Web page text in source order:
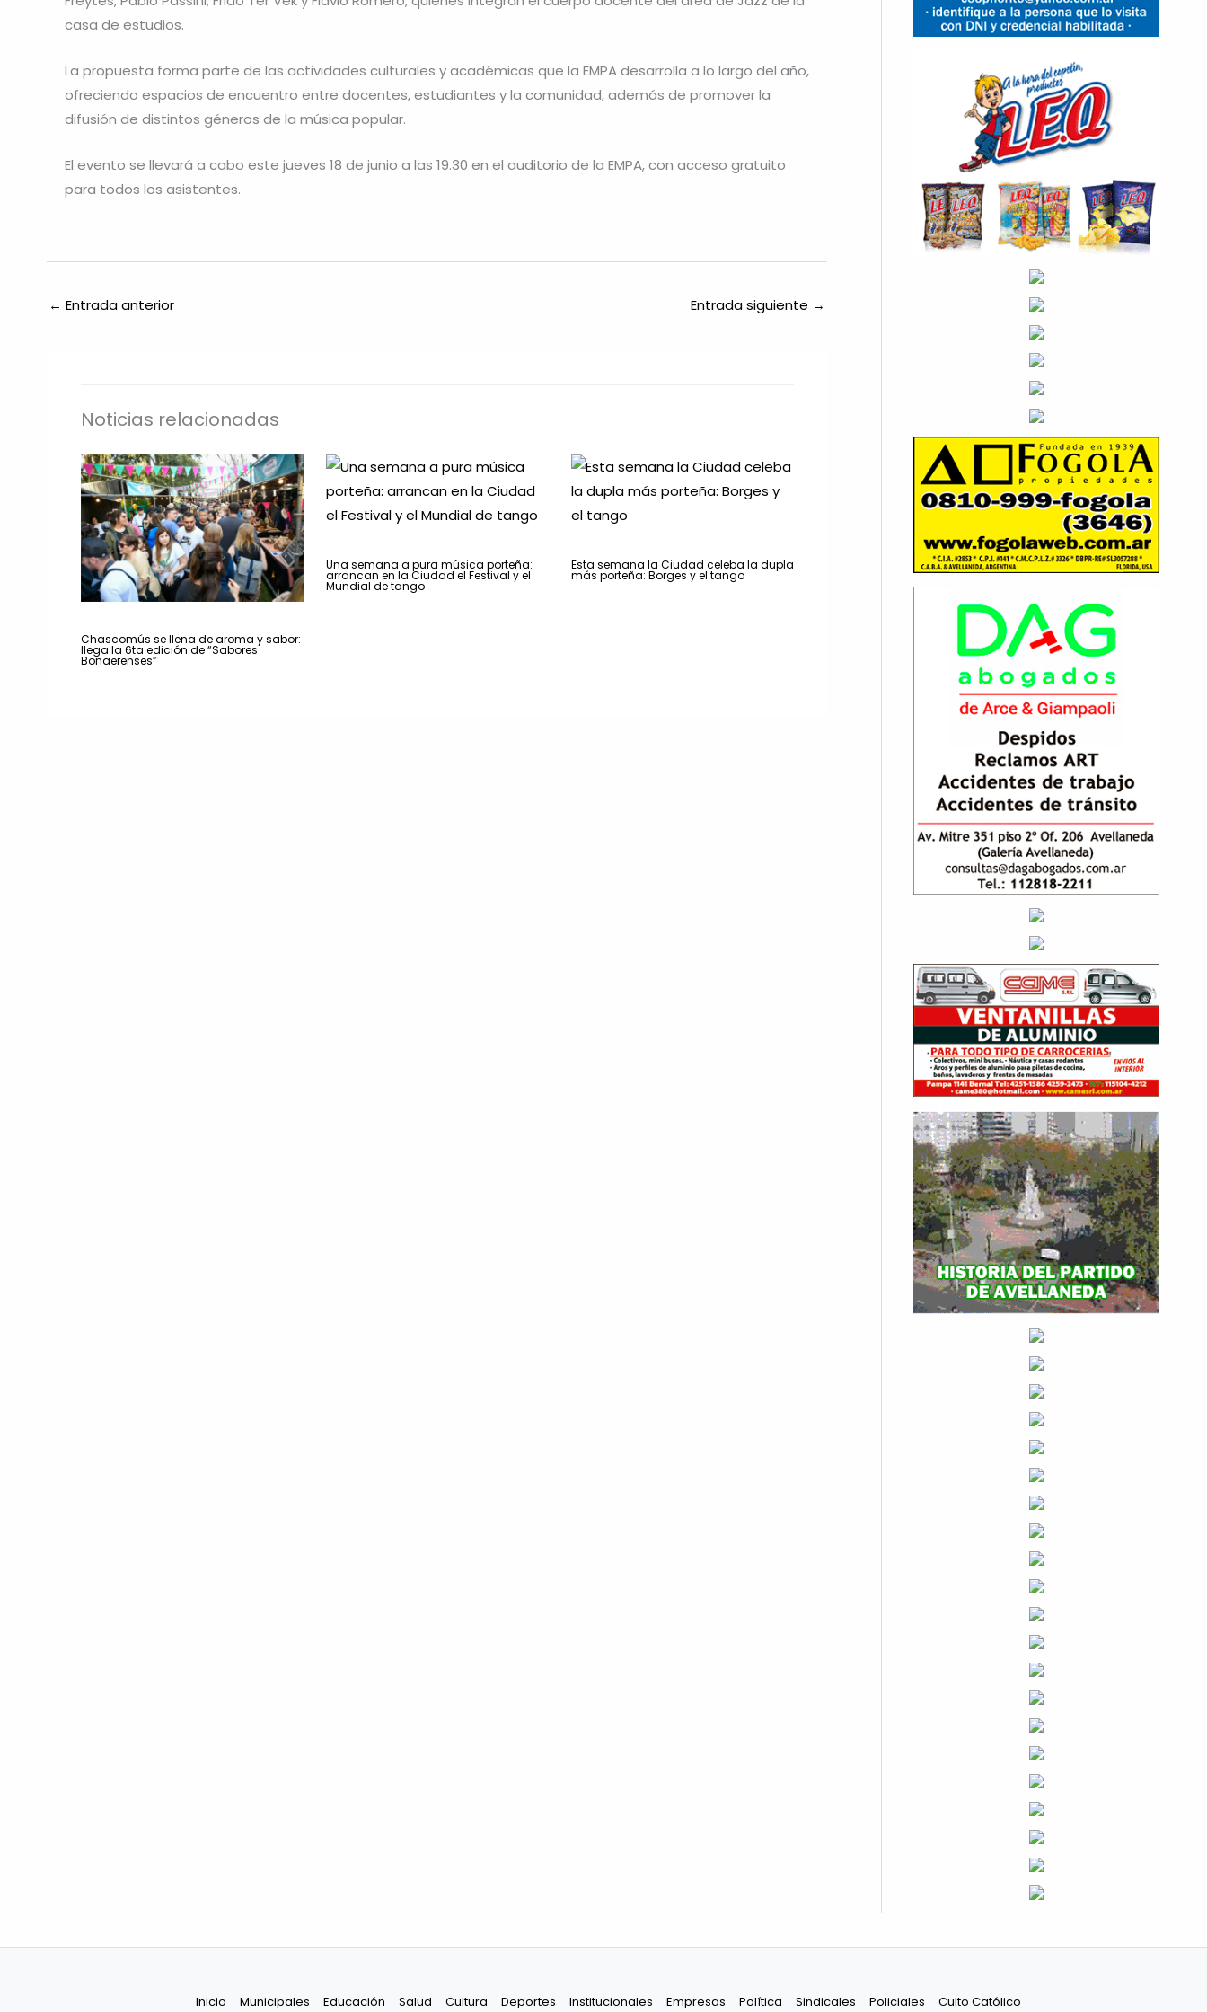
casa de estudios.
La propuesta forma parte de las actividades culturales y académicas que la EMPA desarrolla a lo largo del año,
ofreciendo espacios de encuentro entre docentes, estudiantes y la comunidad, además de promover la
difusión de distintos géneros de la música popular.
El evento se llevará a cabo este jueves 18 de junio a las 19.30 en el auditorio de la EMPA, con acceso gratuito
para todos los asistentes.
← Entrada anterior Entrada siguiente →
Noticias relacionadas
Chascomús se llena de aroma y sabor:
llega la 6ta edición de “Sabores
Bonaerenses”
Una semana a pura música porteña:
arrancan en la Ciudad el Festival y el
Mundial de tango
Esta semana la Ciudad celeba la dupla
más porteña: Borges y el tango
Inicio Municipales Educación Salud Cultura Deportes Institucionales Empresas Política Sindicales Policiales Culto Católico